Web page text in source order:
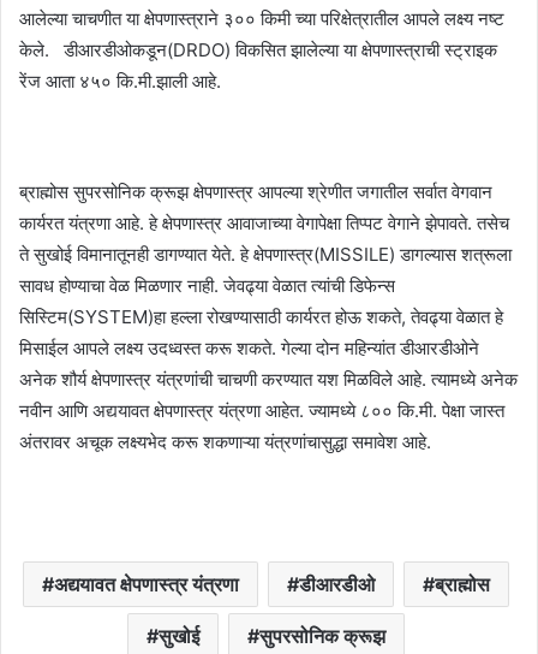
आलेल्या चाचणीत या क्षेपणास्त्राने ३०० किमी च्या परिक्षेत्रातील आपले लक्ष्य नष्ट
केले. डीआरडीओकडून(DRDO) विकसित झालेल्या या क्षेपणास्त्राची स्ट्राइक
रेंज आता ४५० कि.मी.झाली आहे.
ब्राह्मोस सुपरसोनिक क्रूझ क्षेपणास्त्र आपल्या श्रेणीत जगातील सर्वात वेगवान
कार्यरत यंत्रणा आहे. हे क्षेपणास्त्र आवाजाच्या वेगापेक्षा तिप्पट वेगाने झेपावते. तसेच
ते सुखोई विमानातूनही डागण्यात येते. हे क्षेपणास्त्र(MISSILE) डागल्यास शत्रूला
सावध होण्याचा वेळ मिळणार नाही. जेवढ्या वेळात त्यांची डिफेन्स
सिस्टिम(SYSTEM)हा हल्ला रोखण्यासाठी कार्यरत होऊ शकते, तेवढ्या वेळात हे
मिसाईल आपले लक्ष्य उदध्वस्त करू शकते. गेल्या दोन महिन्यांत डीआरडीओने
अनेक शौर्य क्षेपणास्त्र यंत्रणांची चाचणी करण्यात यश मिळविले आहे. त्यामध्ये अनेक
नवीन आणि अद्ययावत क्षेपणास्त्र यंत्रणा आहेत. ज्यामध्ये ८०० कि.मी. पेक्षा जास्त
अंतरावर अचूक लक्ष्यभेद करू शकणाऱ्या यंत्रणांचासुद्धा समावेश आहे.
अद्ययावत क्षेपणास्त्र यंत्रणा डीआरडीओ ब्राह्मोस
सुखोई सुपरसोनिक क्रूझ